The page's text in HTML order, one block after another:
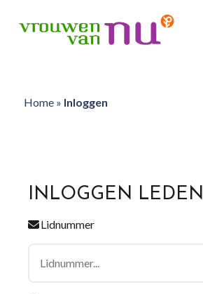
Home» Inloggen
INLOGGEN LEDEN
Lidnummer